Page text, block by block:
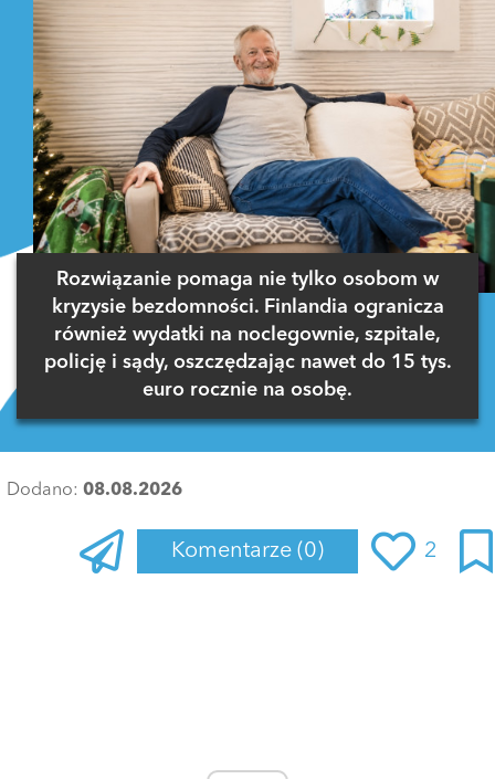
Rozwiązanie pomaga nie tylko osobom w
kryzysie bezdomności. Finlandia ogranicza
również wydatki na noclegownie, szpitale,
policję i sądy, oszczędzając nawet do 15 tys.
euro rocznie na osobę.
Dodano: 08.08.2026
Komentarze (0) 2